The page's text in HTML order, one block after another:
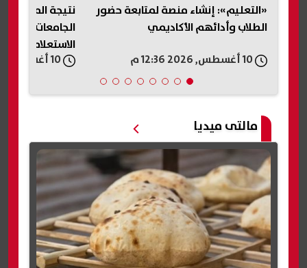
«التعليم»: إنشاء منصة لمتابعة حضور
الطلاب وأدائهم الأكاديمي
نتيجة المرحلة
الاستعلام
مالتى ميديا